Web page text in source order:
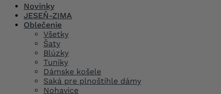
Novinky
JESEŇ-ZIMA
Oblečenie
Všetky
Šaty
Blúzky
Tuniky
Dámske košele
Saká pre plnoštíhle dámy
Nohavice